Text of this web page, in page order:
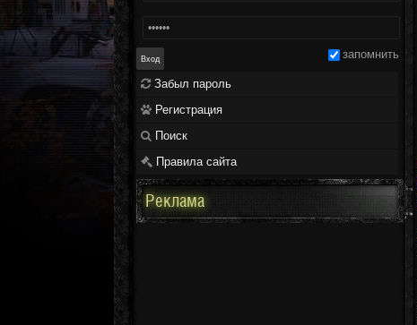
запомнить
Забыл пароль
Регистрация
Поиск
Правила сайта
Реклама